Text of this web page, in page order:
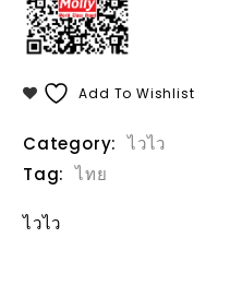
Add To Wishlist
Category: ไวไว
Tag: ไทย
ไวไว